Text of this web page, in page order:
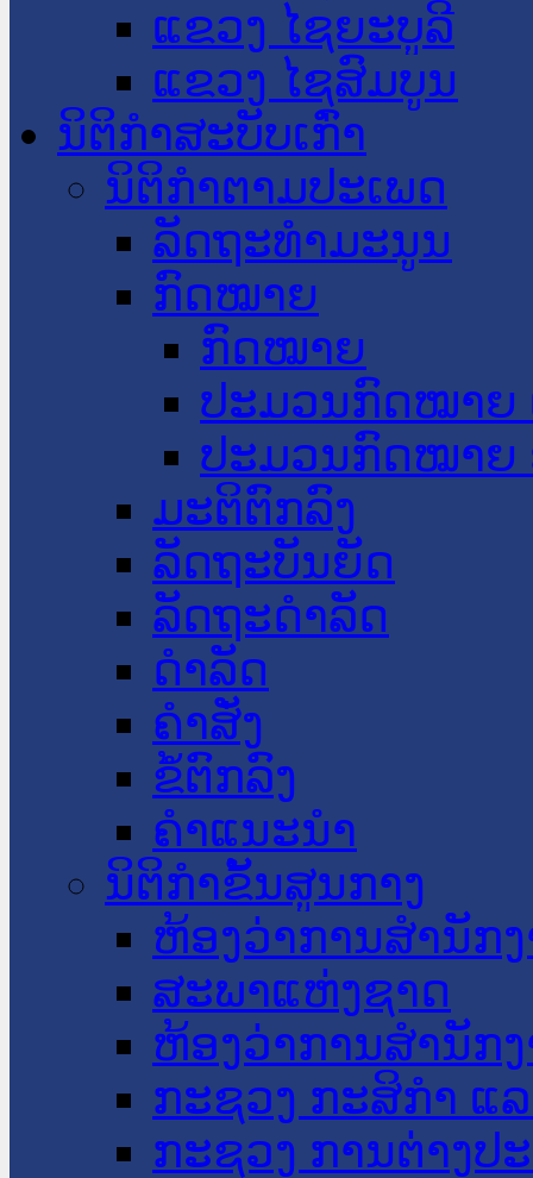
ແຂວງ ໄຊຍະບູລີ
ແຂວງ ໄຊສົມບູນ
ນິຕິກໍາສະບັບເກົ່າ
ນິຕິກຳຕາມປະເພດ
ລັດຖະທໍາມະນູນ
ກົດໝາຍ
ກົດໝາຍ
ປະມວນກົດໝາຍ
ປະມວນກົດໝາຍ
ມະຕິຕົກລົງ
ລັດຖະບັນຍັດ
ລັດຖະດໍາລັດ
ດໍາລັດ
ຄໍາສັ່ງ
ຂໍ້ຕົກລົງ
ຄໍາແນະນໍາ
ນິຕິກໍາຂັ້ນສູນກາງ
ຫ້ອງວ່າການສໍານັກ
ສະພາແຫ່ງຊາດ
ຫ້ອງວ່າການສຳນັກ
ກະຊວງ ກະສິກຳ ແ
ກະຊວງ ການຕ່າງປ